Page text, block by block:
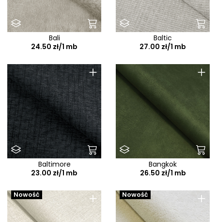
Bali
24.50 zł/1 mb
Baltic
27.00 zł/1 mb
+
Baltimore
23.00 zł/1 mb
+
Bangkok
26.50 zł/1 mb
+
Nowość +
Nowość